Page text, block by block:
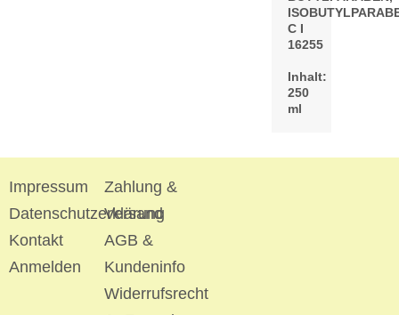
C I
16255
Inhalt:
250
ml
Impressum
Datenschutzerklärung
Kontakt
Anmelden
Zahlung &
Versand
AGB &
Kundeninfo
Widerrufsrecht